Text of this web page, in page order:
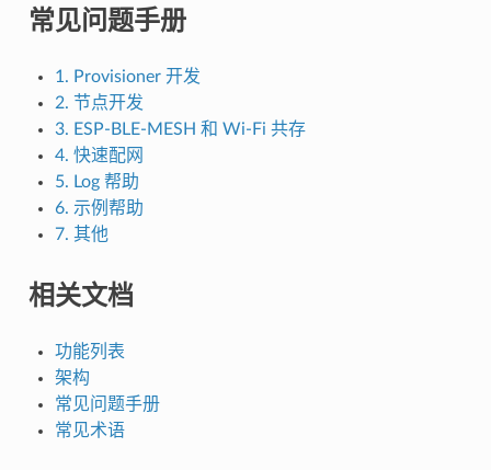
常见问题手册
1. Provisioner 开发
2. 节点开发
3. ESP-BLE-MESH 和 Wi-Fi 共存
4. 快速配网
5. Log 帮助
6. 示例帮助
7. 其他
相关文档
功能列表
架构
常见问题手册
常见术语